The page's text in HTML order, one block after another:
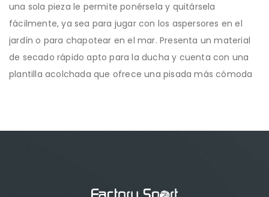
una sola pieza le permite ponérsela y quitársela
fácilmente, ya sea para jugar con los aspersores en el
jardín o para chapotear en el mar. Presenta un material
de secado rápido apto para la ducha y cuenta con una
plantilla acolchada que ofrece una pisada más cómoda